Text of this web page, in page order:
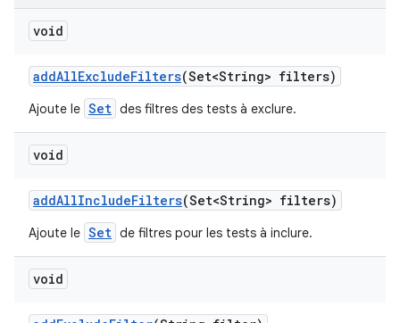
void
addAllExcludeFilters(Set<String> filters)
Ajoute le Set des filtres des tests à exclure.
void
addAllIncludeFilters(Set<String> filters)
Ajoute le Set de filtres pour les tests à inclure.
void